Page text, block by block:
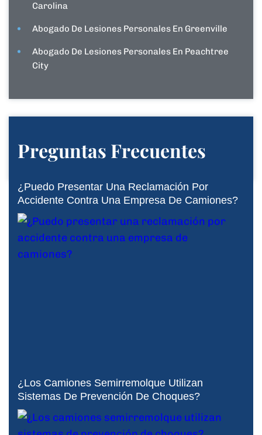
Carolina
Abogado De Lesiones Personales En Greenville
Abogado De Lesiones Personales En Peachtree
City
Preguntas Frecuentes
¿Puedo Presentar Una Reclamación Por
Accidente Contra Una Empresa De Camiones?
¿Los Camiones Semirremolque Utilizan
Sistemas De Prevención De Choques?